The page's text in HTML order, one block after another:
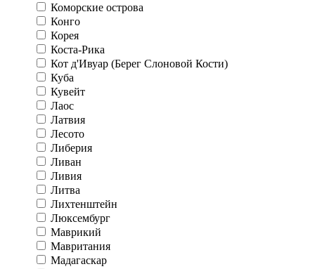
Коморские острова
Конго
Корея
Коста-Рика
Кот д'Ивуар (Берег Слоновой Кости)
Куба
Кувейт
Лаос
Латвия
Лесото
Либерия
Ливан
Ливия
Литва
Лихтенштейн
Люксембург
Маврикий
Мавритания
Мадагаскар